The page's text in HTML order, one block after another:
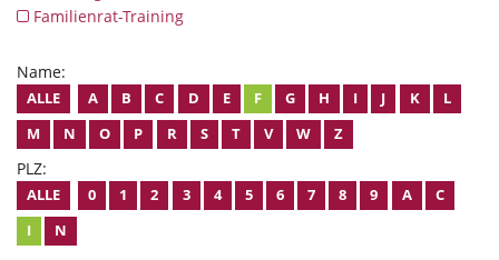
Familienrat-Training
Name:
ALLE A B C D E F G H I J K
L
M
N O P R S T V W Z
PLZ:
ALLE 0 1 2 3 4 5 6 7 8 9 A
C
I
N